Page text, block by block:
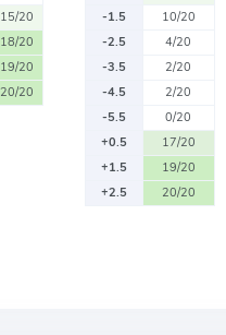
15/20
18/20
19/20
20/20
-1.5
10/20
-2.5
4/20
-3.5
2/20
-4.5
2/20
-5.5
0/20
+0.5
17/20
+1.5
19/20
+2.5
20/20